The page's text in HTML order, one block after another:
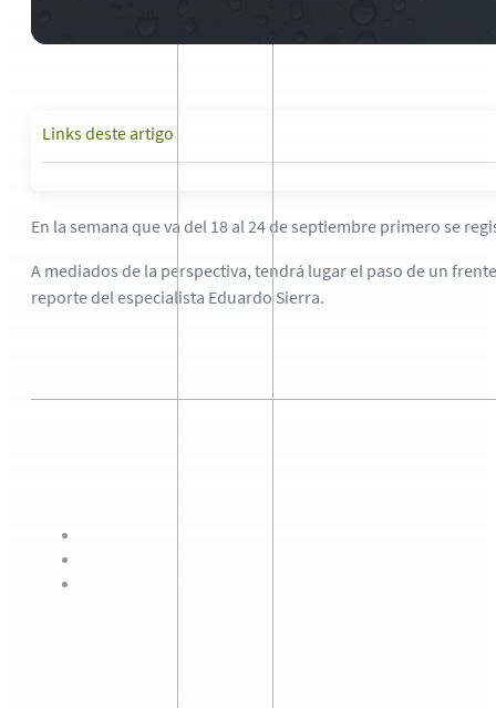
Links deste artigo
En la semana que va del 18 al 24 de septiembre primero se
A mediados de la perspectiva, tendrá lugar el paso de un
reporte del especialista Eduardo Sierra.